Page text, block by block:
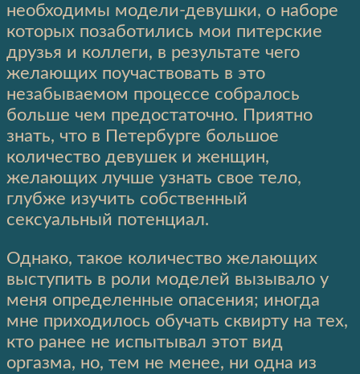
необходимы модели-девушки, о наборе
которых позаботились мои питерские
друзья и коллеги, в результате чего
желающих поучаствовать в это
незабываемом процессе собралось
больше чем предостаточно. Приятно
знать, что в Петербурге большое
количество девушек и женщин,
желающих лучше узнать свое тело,
глубже изучить собственный
сексуальный потенциал.
Однако, такое количество желающих
выступить в роли моделей вызывало у
меня определенные опасения; иногда
мне приходилось обучать сквирту на тех,
кто ранее не испытывал этот вид
оргазма, но, тем не менее, ни одна из